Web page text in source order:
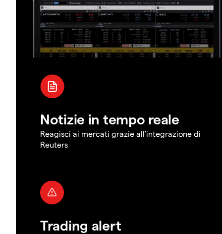
Notizie in tempo reale
Reagisci ai mercati grazie all'integrazione di
Reuters
Trading alert